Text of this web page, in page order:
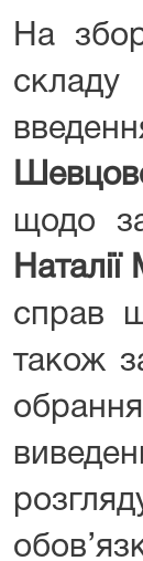
На
щодо
справ
також